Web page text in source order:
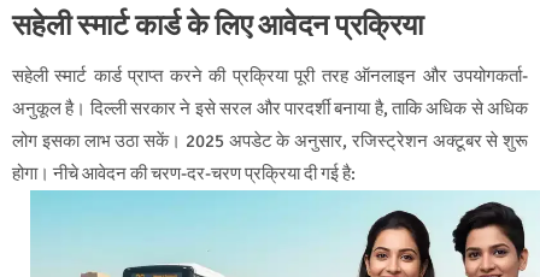
सहेली स्मार्ट कार्ड के लिए आवेदन प्रक्रिया
सहेली स्मार्ट कार्ड प्राप्त करने की प्रक्रिया पूरी तरह ऑनलाइन और उपयोगकर्ता-
अनुकूल है। दिल्ली सरकार ने इसे सरल और पारदर्शी बनाया है, ताकि अधिक से अधिक
लोग इसका लाभ उठा सकें। 2025 अपडेट के अनुसार, रजिस्ट्रेशन अक्टूबर से शुरू
होगा। नीचे आवेदन की चरण-दर-चरण प्रक्रिया दी गई है: